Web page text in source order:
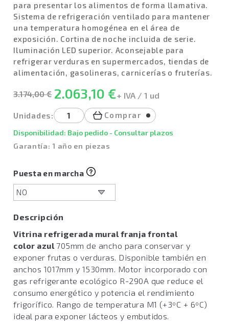
para presentar los alimentos de forma llamativa.
Sistema de refrigeración ventilado para mantener
una temperatura homogénea en el área de
exposición. Cortina de noche incluida de serie.
Iluminación LED superior. Aconsejable para
refrigerar verduras en supermercados, tiendas de
alimentación, gasolineras, carnicerías o fruterías.
3.174,00 € 2.063,10 €+ IVA / 1 ud
Unidades: Comprar
Disponibilidad: Bajo pedido - Consultar plazos
Garantía: 1 año en piezas
Puesta en marcha
Descripción
Vitrina refrigerada mural franja frontal
color azul 705mm de ancho para conservar y
exponer frutas o verduras. Disponible también en
anchos 1017mm y 1530mm. Motor incorporado con
gas refrigerante ecológico R-290A que reduce el
consumo energético y potencia el rendimiento
frigorífico. Rango de temperatura M1 (+3ºC + 6ºC)
ideal para exponer lácteos y embutidos.